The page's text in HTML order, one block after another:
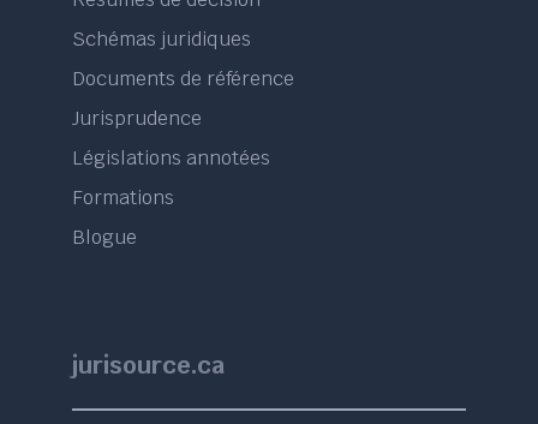
Schémas juridiques
Documents de référence
Jurisprudence
Législations annotées
Formations
Blogue
jurisource.ca